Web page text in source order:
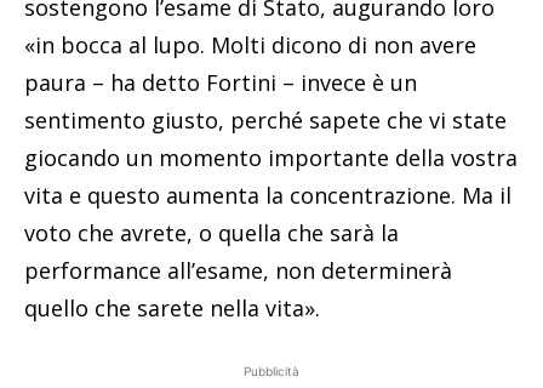
sostengono l’esame di Stato, augurando loro
«in bocca al lupo. Molti dicono di non avere
paura – ha detto Fortini – invece è un
sentimento giusto, perché sapete che vi state
giocando un momento importante della vostra
vita e questo aumenta la concentrazione. Ma il
voto che avrete, o quella che sarà la
performance all’esame, non determinerà
quello che sarete nella vita».
Pubblicità